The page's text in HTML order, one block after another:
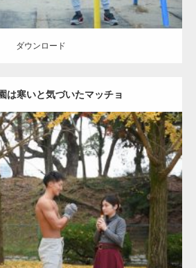
ダウンロード
は寒いと気づいたマッチョ
Update: 2021.07.8
ョ その他 AKIHITO(細マッチョ) 上腕三頭筋
肩
ド